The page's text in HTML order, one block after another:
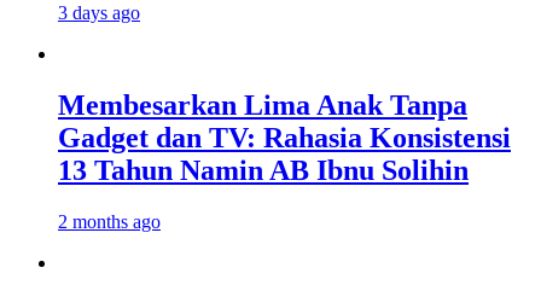
3 days ago
Membesarkan Lima Anak Tanpa
Gadget dan TV: Rahasia Konsistensi
13 Tahun Namin AB Ibnu Solihin
2 months ago